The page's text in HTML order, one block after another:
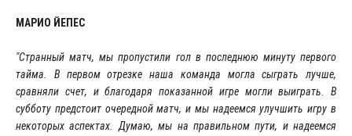
МАРИО ЙЕПЕС
"Странный матч, мы пропустили гол в последнюю минуту первого
тайма. В первом отрезке наша команда могла сыграть лучше,
сравняли счет, и благодаря показанной игре могли выиграть. В
субботу предстоит очередной матч, и мы надеемся улучшить игру в
некоторых аспектах. Думаю, мы на правильном пути, и надеемся